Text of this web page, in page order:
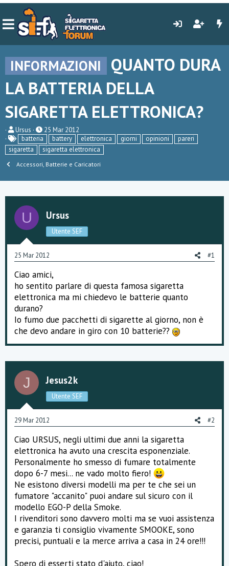
INFORMAZIONI
QUANTO DURA
LA BATTERIA DELLA
SIGARETTA ELETTRONICA?
C
r
e
a
D
s
c
u
s
i
o
e
Ursus
D
a
t
a
d
i
i
o
25 Mar 2012
batteria
battery elettronica giorni opinioni
pareri
sigaretta
sigaretta elettronica
Accessori, Batterie e Caricatori
U Ursus
Utente SEF
25 Mar 2012 #1
Ciao amici,
ho sentito parlare di questa famosa sigaretta
elettronica ma mi chiedevo le batterie quanto
durano?
Io fumo due pacchetti di sigarette al giorno, non è
che devo andare in giro con 10 batterie??
J Jesus2k
Utente SEF
29 Mar 2012 #2
Ciao URSUS, negli ultimi due anni la sigaretta
elettronica ha avuto una crescita esponenziale.
Personalmente ho smesso di fumare totalmente
dopo 6-7 mesi... ne vado molto fiero!
Ne esistono diversi modelli ma per te che sei un
fumatore "accanito" puoi andare sul sicuro con il
modello EGO-P della Smoke.
I rivenditori sono davvero molti ma se vuoi assistenza
e garanzia ti consiglio vivamente SMOOKE, sono
precisi, puntuali e la merce arriva a casa in 24 ore!!!
Spero di esserti stato d'aiuto, ciao!